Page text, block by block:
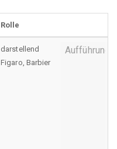
Rolle
darstellend
Figaro, Barbier
Aufführung